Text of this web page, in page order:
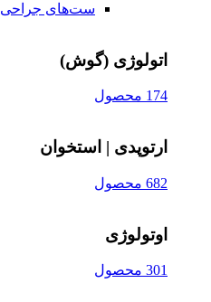
ست‌های جراحی
اتولوژی (گوش)
174 محصول
ارتوپدی | استخوان
682 محصول
اوتولوژی
301 محصول